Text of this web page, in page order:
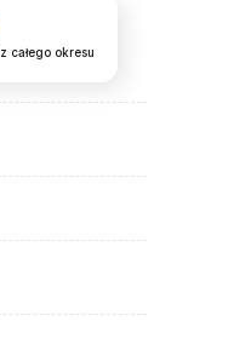
z całego okresu